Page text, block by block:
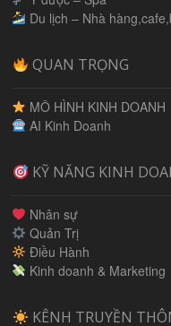
Du lịch – Nhà
QUAN TRỌNG
MÔ HÌNH KINH DOANH
AI Kinh Doanh
KỸ NĂNG KINH
Nhân sự
Quản Trị
Điều Hành
Kinh doanh & Marketing
KÊNH TRUYỀN